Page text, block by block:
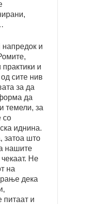
напредок и
практики и
сите нив
за да
да
темели, за
со
иднина.
затоа што
нашите
Не
на
дека
питаат и